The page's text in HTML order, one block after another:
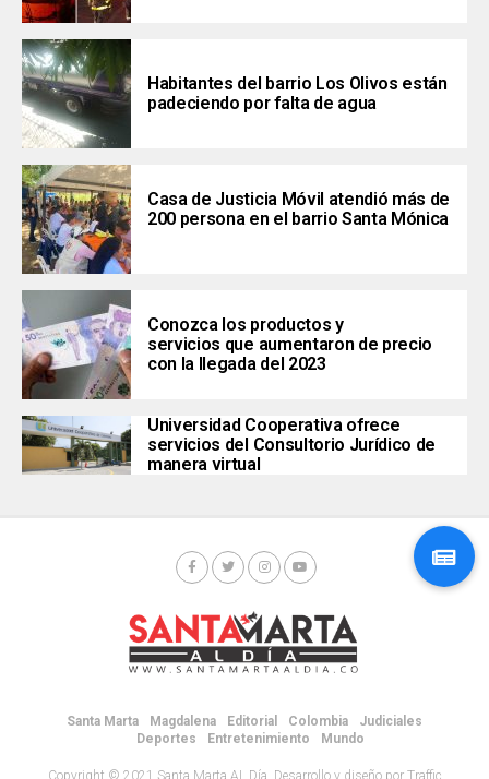
Habitantes del barrio Los Olivos están
padeciendo por falta de agua
Casa de Justicia Móvil atendió más de
200 persona en el barrio Santa Mónica
Conozca los productos y
servicios que aumentaron de precio
con la llegada del 2023
Universidad Cooperativa ofrece
servicios del Consultorio Jurídico de
manera virtual
Santa Marta Magdalena Editorial Colombia
Judiciales
Deportes
Entretenimiento Mundo